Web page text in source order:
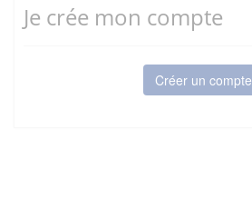
Je crée mon compte
Créer un compte